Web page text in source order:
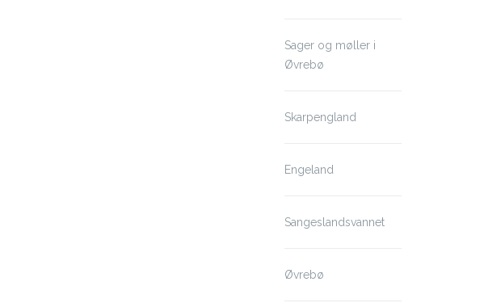
Sager og møller i
Øvrebø
Skarpengland
Engeland
Sangeslandsvannet
Øvrebø